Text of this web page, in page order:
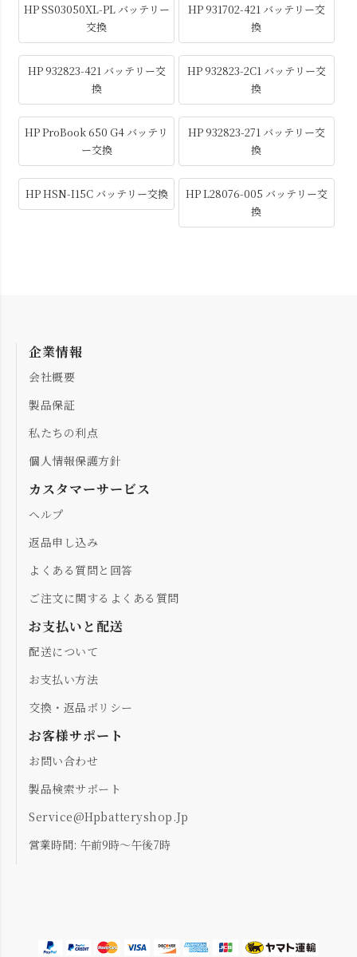
HP SS03050XL-PL バッテリー
交換
HP 931702-421 バッテリー交
換
HP 932823-421 バッテリー交
換
HP 932823-2C1 バッテリー交
換
HP ProBook 650 G4 バッテリ
ー交換
HP 932823-271 バッテリー交
換
HP HSN-I15C バッテリー交換
HP L28076-005 バッテリー交
換
企業情報
会社概要
製品保証
私たちの利点
個人情報保護方針
カスタマーサービス
ヘルプ
返品申し込み
よくある質問と回答
ご注文に関するよくある質問
お支払いと配送
配送について
お支払い方法
交換・返品ポリシー
お客様サポート
お問い合わせ
製品検索サポート
Service@hpbatteryshop.jp
営業時間: 午前9時～午後7時